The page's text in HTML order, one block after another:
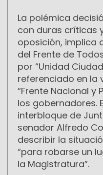
La polémica
con duras críticas
oposición, implica
del Frente de
por “Unidad
referenciado en la
“Frente Nacional y
los gobernadores.
interbloque de
senador Alfredo
describir la
“para robarse un
la Magistratura”.